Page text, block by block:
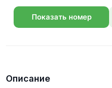
Показать номер
Описание